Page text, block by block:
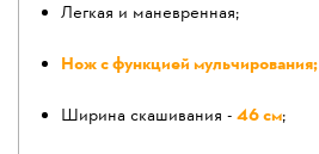
Легкая и маневренная;
Нож с функцией мульчирования;
Ширина скашивания -46 см;